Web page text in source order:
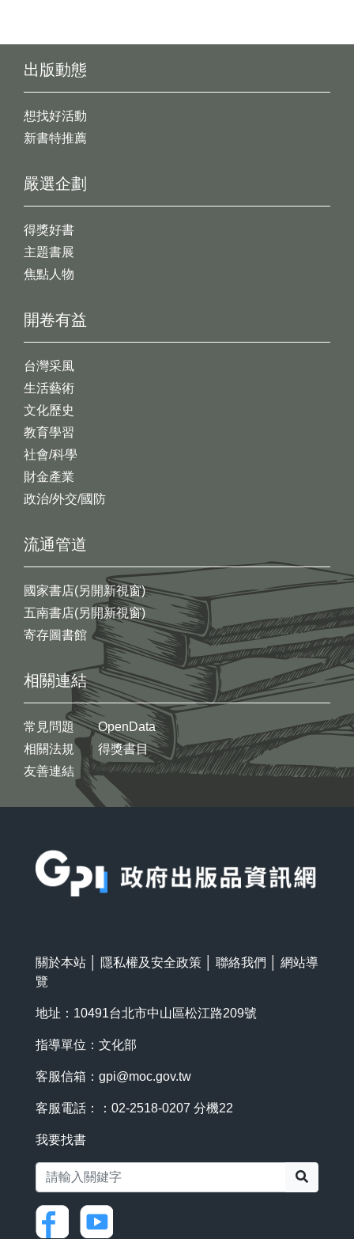
出版動態
想找好活動
新書特推薦
開卷有益
台灣采風
生活藝術
文化歷史
教育學習
社會/科學
財金產業
政治/外交/國防
嚴選企劃
得獎好書
主題書展
焦點人物
流通管道
國家書店(另開新視窗)
五南書店(另開新視窗)
寄存圖書館
相關連結
常見問題
相關法規
友善連結
OpenData
得獎書目
關於本站 隱私權及安全政策 聯絡我們
網站導
覽
地址：10491台北市中山區松江路209號
指導單位：文化部
客服信箱： gpi@moc.gov.tw
客服電話：：02-2518-0207 分機22
我要找書